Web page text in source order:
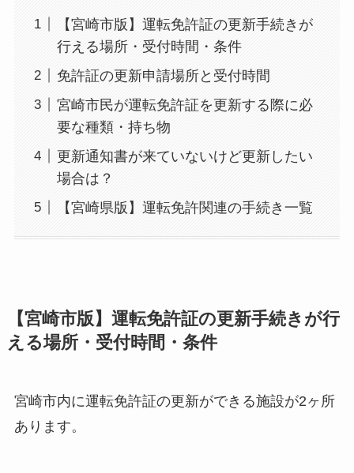
【宮崎市版】運転免許証の更新手続きが
行える場所・受付時間・条件
免許証の更新申請場所と受付時間
宮崎市民が運転免許証を更新する際に必
要な種類・持ち物
更新通知書が来ていないけど更新したい
場合は？
【宮崎県版】運転免許関連の手続き一覧
【宮崎市版】運転免許証の更新手続きが行
える場所・受付時間・条件
宮崎市内に運転免許証の更新ができる施設が2ヶ所
あります。